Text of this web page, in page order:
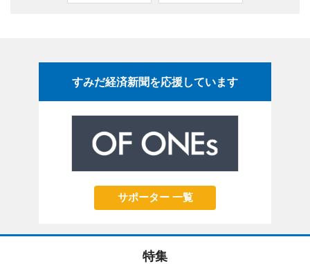
すみだ経済新聞を応援しています
サポーター 一覧
特集